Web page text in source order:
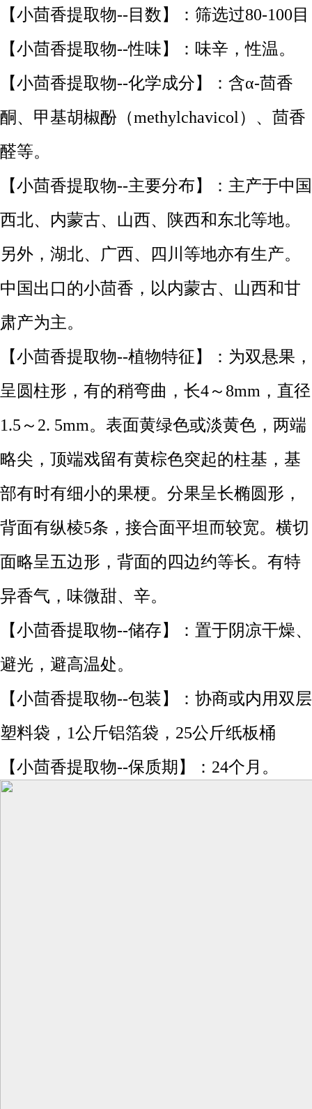
【小茴香提取物--目数】：筛选过80-100目
【小茴香提取物--性味】：味辛，性温。
【小茴香提取物--化学成分】：含α-茴香
酮、甲基胡椒酚（methylchavicol）、茴香
醛等。
【小茴香提取物--主要分布】：主产于中国
西北、内蒙古、山西、陕西和东北等地。
另外，湖北、广西、四川等地亦有生产。
中国出口的小茴香，以内蒙古、山西和甘
肃产为主。
【小茴香提取物--植物特征】：为双悬果，
呈圆柱形，有的稍弯曲，长4～8mm，直径
1.5～2. 5mm。表面黄绿色或淡黄色，两端
略尖，顶端戏留有黄棕色突起的柱基，基
部有时有细小的果梗。分果呈长椭圆形，
背面有纵棱5条，接合面平坦而较宽。横切
面略呈五边形，背面的四边约等长。有特
异香气，味微甜、辛。
【小茴香提取物--储存】：置于阴凉干燥、
避光，避高温处。
【小茴香提取物--包装】：协商或内用双层
塑料袋，1公斤铝箔袋，25公斤纸板桶
【小茴香提取物--保质期】：24个月。